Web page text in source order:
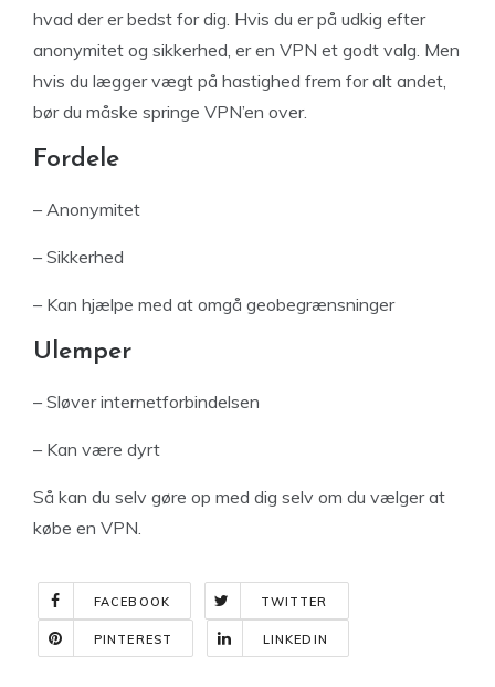
hvad der er bedst for dig. Hvis du er på udkig efter
anonymitet og sikkerhed, er en VPN et godt valg. Men
hvis du lægger vægt på hastighed frem for alt andet,
bør du måske springe VPN’en over.
Fordele
– Anonymitet
– Sikkerhed
– Kan hjælpe med at omgå geobegrænsninger
Ulemper
– Sløver internetforbindelsen
– Kan være dyrt
Så kan du selv gøre op med dig selv om du vælger at
købe en VPN.
FACEBOOK TWITTER
PINTEREST LINKEDIN